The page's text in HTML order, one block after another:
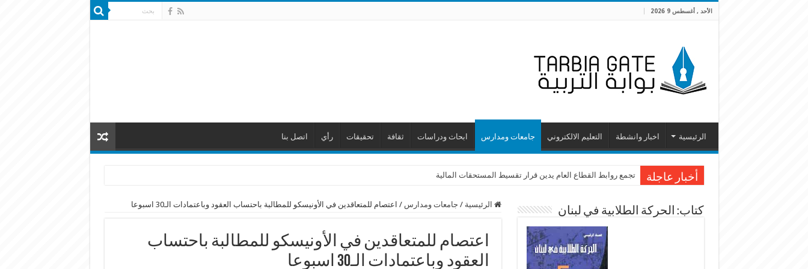
الأحد , أغسطس 9 2026
الرئيسية اخبار وانشطة التعليم الالكتروني جامعات ومدارس ابحاث ودراسات ثقافة تحقيقات رأي اتصل بنا
أخبار عاجلة تجمع روابط القطاع العام يدين قرار تقسيط المستحقات المالية
الرئيسية / جامعات ومدارس / اعتصام للمتعاقدين في الأونيسكو للمطالبة باحتساب العقود وباعتمادات الـ30 اسبوعا
اعتصام للمتعاقدين في الأونيسكو للمطالبة باحتساب
العقود وباعتمادات الـ30 اسبوعا
كتاب: الحركة الطلابية في لبنان